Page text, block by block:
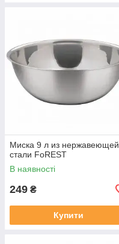
Миска 9 л из нержавеющей
стали FoREST
В наявності
249 ₴
Купити